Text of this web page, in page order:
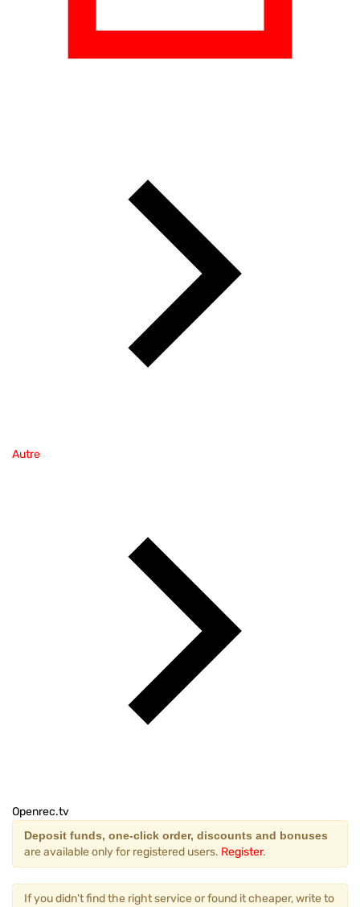
Autre
Openrec.tv
Deposit funds, one-click order, discounts and bonuses
are available only for registered users. Register.
If you didn't find the right service or found it cheaper, write to